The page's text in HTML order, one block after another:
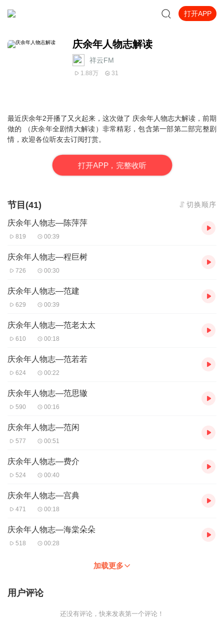
打开APP
庆余年人物志解读
祥云FM
1.88万 31
最近庆余年2开播了又火起来，这次做了 庆余年人物志大解读，前期
做的 （庆余年全剧情大解读）非常精彩，包含第一部第二部完整剧
情，欢迎各位听友去订阅打赏。
打开APP，完整收听
节目(41) 切换顺序
庆余年人物志—陈萍萍
819 00:39
庆余年人物志—程巨树
726 00:30
庆余年人物志—范建
629 00:39
庆余年人物志—范老太太
610 00:18
庆余年人物志—范若若
624 00:22
庆余年人物志—范思辙
590 00:16
庆余年人物志—范闲
577 00:51
庆余年人物志—费介
524 00:40
庆余年人物志—宫典
471 00:18
庆余年人物志—海棠朵朵
518 00:28
加载更多
用户评论
还没有评论，快来发表第一个评论！